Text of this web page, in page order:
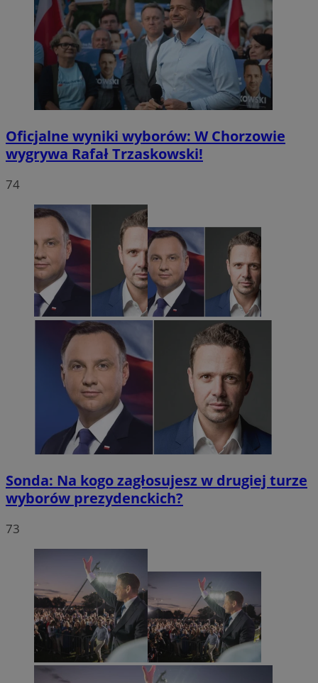
Oficjalne wyniki wyborów: W Chorzowie
wygrywa Rafał Trzaskowski!
74
Sonda: Na kogo zagłosujesz w drugiej turze
wyborów prezydenckich?
73